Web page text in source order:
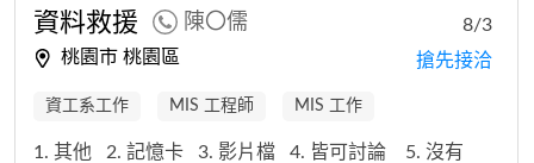
資料救援 陳〇儒
桃園市 桃園區
8/3
搶先接洽
資工系工作 MIS 工程師 MIS 工作
1. 其他 2. 記憶卡 3. 影片檔 4. 皆可討論
5. 沒有